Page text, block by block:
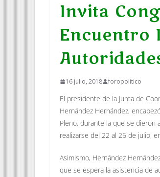
Invita
Encuentro
16 julio, 2018 foropolitico
El presidente de la Junta de
Hernández Hernández,
Pleno, durante la que se dieron
realizarse del 22 al 26 de julio,
Asimismo, Hernández
que se espera la asistencia de